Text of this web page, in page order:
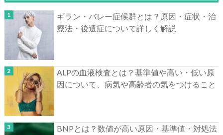
ギラン・バレー症候群とは？原因・症状・治
療法・後遺症について詳しく解説
ALPの血液検査とは？基準値や高い・低い原
因について、病気や高齢者の気をつけること
BNPとは？数値が高い原因・基準値・対処法